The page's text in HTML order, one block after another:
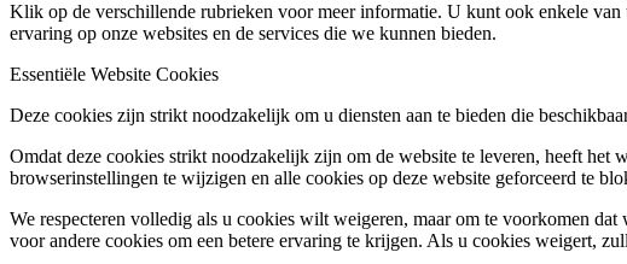
Klik op de verschillende rubrieken voor meer informatie. U kunt ook enkele
ervaring op onze websites en de services die we kunnen bieden.
Essentiële Website Cookies
Deze cookies zijn strikt noodzakelijk om u diensten aan te bieden die
Omdat deze cookies strikt noodzakelijk zijn om de website te leveren, heeft
browserinstellingen te wijzigen en alle cookies op deze website geforceerd te
We respecteren volledig als u cookies wilt weigeren, maar om te voorkomen
voor andere cookies om een betere ervaring te krijgen. Als u cookies weigert,